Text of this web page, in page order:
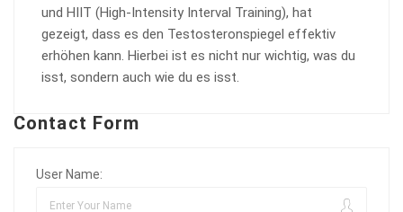
und HIIT (High-Intensity Interval Training), hat
gezeigt, dass es den Testosteronspiegel effektiv
erhöhen kann. Hierbei ist es nicht nur wichtig, was du
isst, sondern auch wie du es isst.
Contact Form
User Name: